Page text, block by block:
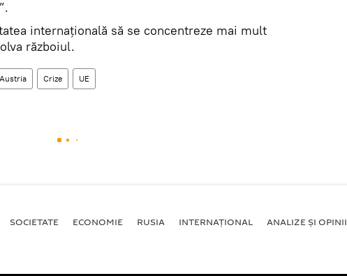
internațională să se concentreze mai mult
războiul.
Austria Crize UE
SOCIETATE ECONOMIE RUSIA INTERNAŢIONAL ANALIZE ȘI OPINII